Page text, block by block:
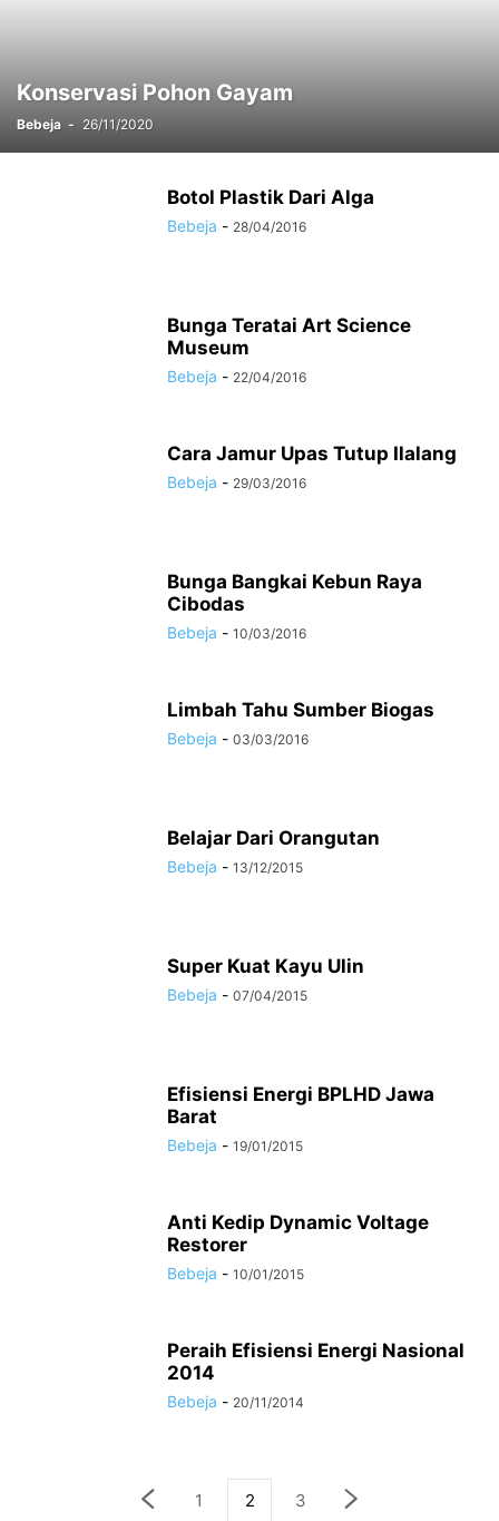
Konservasi Pohon Gayam
Bebeja - 26/11/2020
Botol Plastik Dari Alga
Bebeja - 28/04/2016
Bunga Teratai Art Science
Museum
Bebeja - 22/04/2016
Cara Jamur Upas Tutup Ilalang
Bebeja - 29/03/2016
Bunga Bangkai Kebun Raya
Cibodas
Bebeja - 10/03/2016
Limbah Tahu Sumber Biogas
Bebeja - 03/03/2016
Belajar Dari Orangutan
Bebeja - 13/12/2015
Super Kuat Kayu Ulin
Bebeja - 07/04/2015
Efisiensi Energi BPLHD Jawa
Barat
Bebeja - 19/01/2015
Anti Kedip Dynamic Voltage
Restorer
Bebeja - 10/01/2015
Peraih Efisiensi Energi Nasional
2014
Bebeja - 20/11/2014
1 2 3